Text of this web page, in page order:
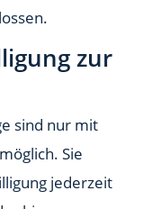
zur
sind nur mit
Sie
jederzeit